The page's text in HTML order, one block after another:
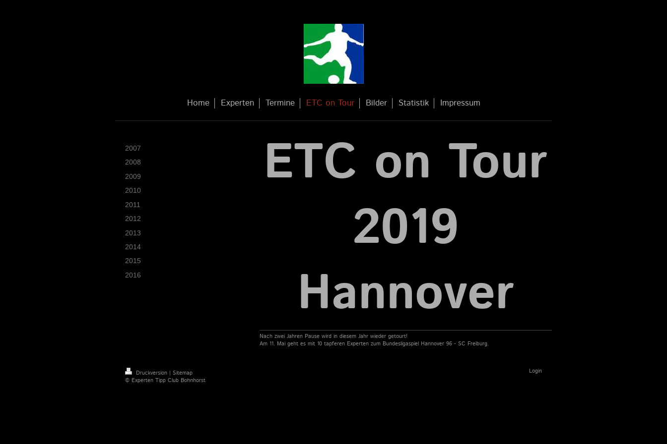
Home Experten Termine ETC on Tour Bilder Statistik Impressum
ETC on Tour
2019
Hannover
Nach zwei Jahren Pause wird in diesem Jahr wieder getourt!
Am 11. Mai geht es mit 10 tapferen Experten zum Bundesligaspiel Hannover 96 - SC Freiburg.
2007
2008
2009
2010
2011
2012
2013
2014
2015
2016
Druckversion | Sitemap
© Experten Tipp Club Bohnhorst
Login